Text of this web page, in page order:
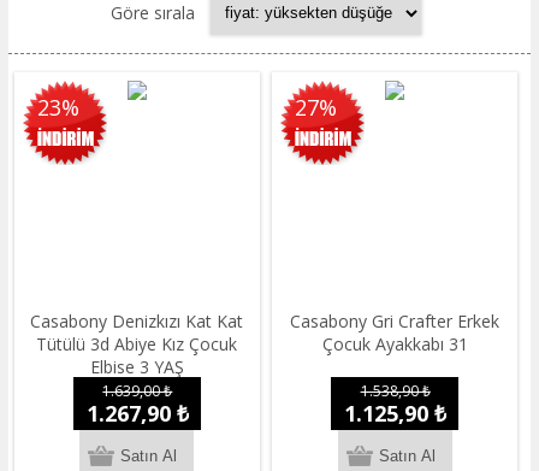
Göre sırala
23%
Casabony Denizkızı Kat Kat
Tütülü 3d Abiye Kız Çocuk
Elbise 3 YAŞ
1.639,00 ₺
1.267,90 ₺
27%
Casabony Gri Crafter Erkek
Çocuk Ayakkabı 31
1.538,90 ₺
1.125,90 ₺